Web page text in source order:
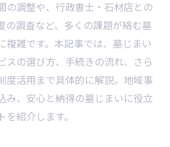
の調整や、行政書士・石材店との
の調査など、多くの課題が絡む墓
複雑です。本記事では、墓じまい
スの選び方、手続きの流れ、さら
度活用まで具体的に解説。地域事
み、安心と納得の墓じまいに役立
紹介します。